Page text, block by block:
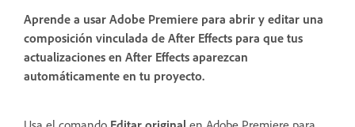
Aprende a usar Adobe Premiere para abrir y editar una
composición vinculada de After Effects para que tus
actualizaciones en After Effects aparezcan
automáticamente en tu proyecto.